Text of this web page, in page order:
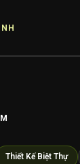
Thiết Kế Biệt Thự